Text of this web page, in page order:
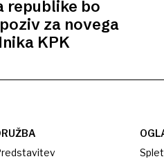
republike bo
za novega
KPK